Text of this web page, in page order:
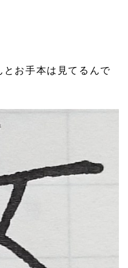
お手本は見てるんで